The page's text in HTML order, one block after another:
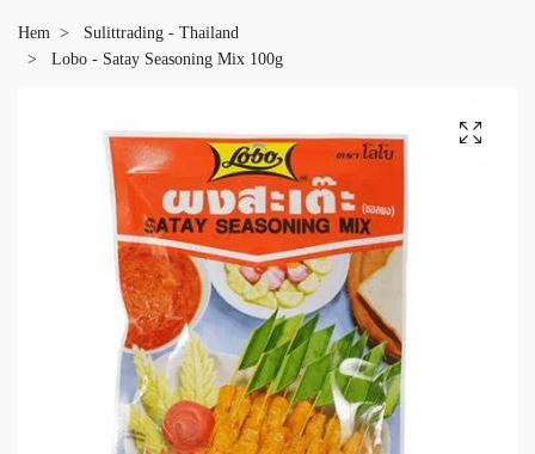
Hem
Sulittrading - Thailand
Lobo - Satay Seasoning Mix 100g